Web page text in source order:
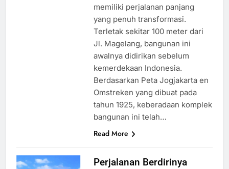
memiliki perjalanan panjang
yang penuh transformasi.
Terletak sekitar 100 meter dari
Jl. Magelang, bangunan ini
awalnya didirikan sebelum
kemerdekaan Indonesia.
Berdasarkan Peta Jogjakarta en
Omstreken yang dibuat pada
tahun 1925, keberadaan komplek
bangunan ini telah…
Read More
Perjalanan Berdirinya